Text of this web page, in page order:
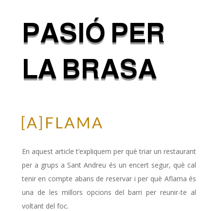
PASIÓ PER
LA BRASA
En aquest article t’expliquem per què triar un restaurant
per a grups a Sant Andreu és un encert segur, què cal
tenir en compte abans de reservar i per què Aflama és
una de les millors opcions del barri per reunir-te al
voltant del foc.